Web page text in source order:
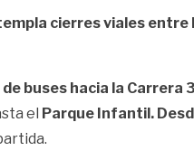
cierres viales entre
buses hacia la Carrera
el Parque Infantil.